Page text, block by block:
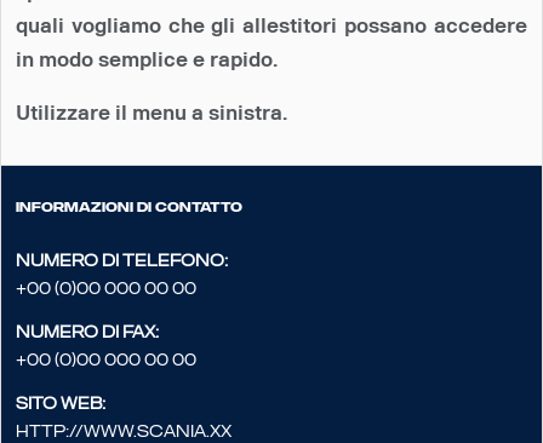
quali vogliamo che gli allestitori possano accedere
in modo semplice e rapido.
Utilizzare il menu a sinistra.
Informazioni di contatto
Numero di telefono:
+00 (0)00 000 00 00
Numero di fax:
+00 (0)00 000 00 00
Sito web:
http://www.scania.xx